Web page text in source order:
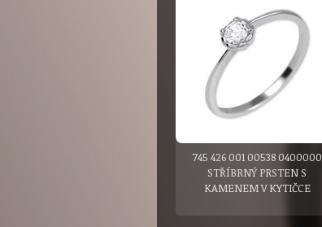
745 426 001 00538 0400000
STŘÍBRNÝ PRSTEN S
KAMENEM V KYTIČCE